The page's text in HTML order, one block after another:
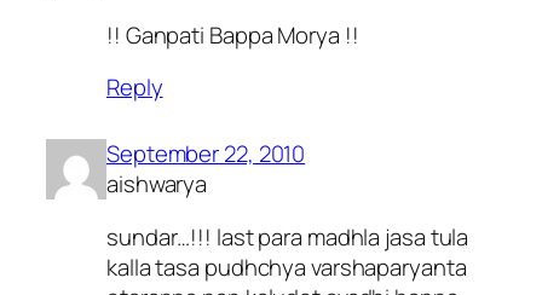
!! Ganpati Bappa Morya !!
Reply
September 22, 2010
aishwarya
sundar…!!! last para madhla jasa tula
kalla tasa pudhchya varshaparyanta